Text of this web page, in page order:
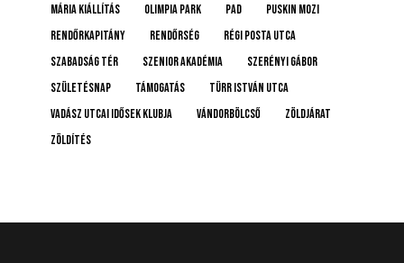
Mária kiállítás
Olimpia Park pad
Puskin mozi
rendőrkapitány
rendőrség
Régi posta utca
Szabadság tér
Szenior Akadémia
Szerényi Gábor
születésnap
támogatás
Türr István utca
Vadász Utcai Idősek Klubja
Vándorbölcső
Zöldjárat
Zöldítés